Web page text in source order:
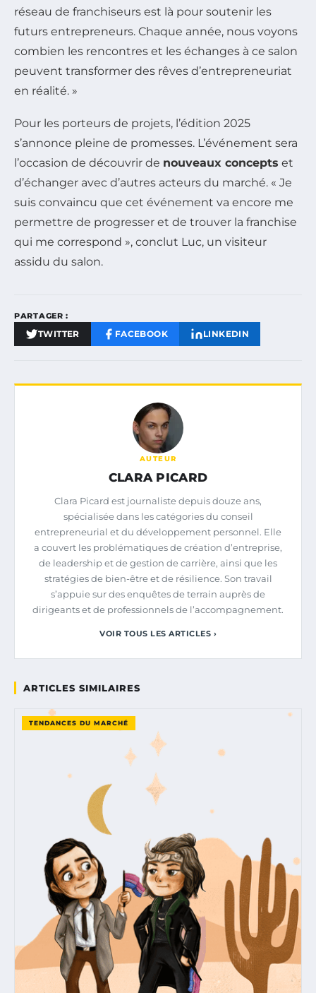
réseau de franchiseurs est là pour soutenir les
futurs entrepreneurs. Chaque année, nous voyons
combien les rencontres et les échanges à ce salon
peuvent transformer des rêves d’entrepreneuriat
en réalité. »
Pour les porteurs de projets, l’édition 2025
s’annonce pleine de promesses. L’événement sera
l’occasion de découvrir de nouveaux concepts et
d’échanger avec d’autres acteurs du marché. « Je
suis convaincu que cet événement va encore me
permettre de progresser et de trouver la franchise
qui me correspond », conclut Luc, un visiteur
assidu du salon.
PARTAGER :
TWITTER FACEBOOK LINKEDIN
AUTEUR
CLARA PICARD
Clara Picard est journaliste depuis douze ans,
spécialisée dans les catégories du conseil
entrepreneurial et du développement personnel. Elle
a couvert les problématiques de création d’entreprise,
de leadership et de gestion de carrière, ainsi que les
stratégies de bien-être et de résilience. Son travail
s’appuie sur des enquêtes de terrain auprès de
dirigeants et de professionnels de l’accompagnement.
VOIR TOUS LES ARTICLES ›
ARTICLES SIMILAIRES
TENDANCES DU MARCHÉ